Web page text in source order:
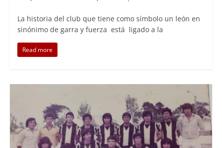
La historia del club que tiene como símbolo un león en
sinónimo de garra y fuerza está ligado a la
Read more